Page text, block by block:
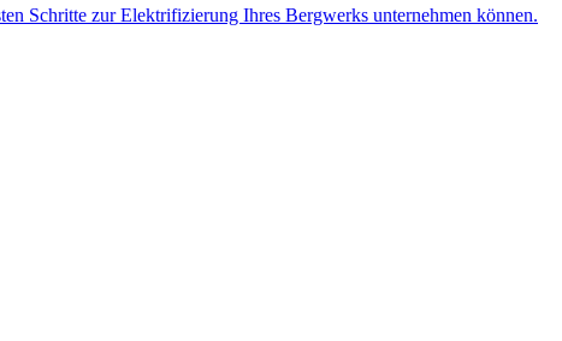
Schritte zur Elektrifizierung Ihres Bergwerks unternehmen können.